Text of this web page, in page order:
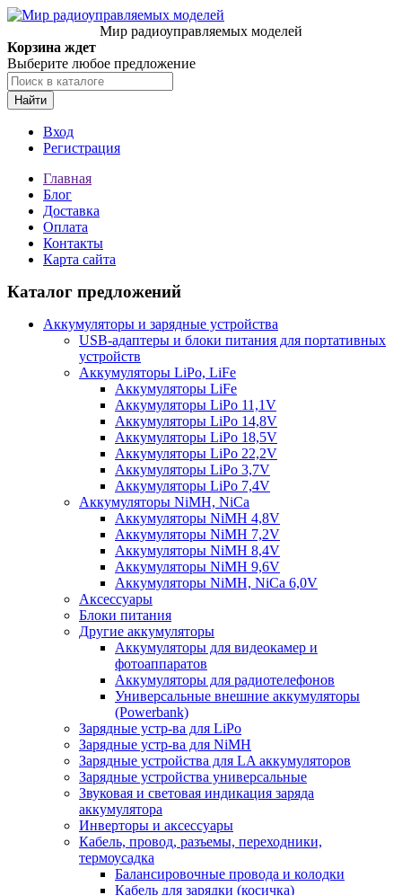
Мир радиоуправляемых моделей
Корзина ждет
Выберите любое предложение
Найти
Вход
Регистрация
Главная
Блог
Доставка
Оплата
Контакты
Карта сайта
Каталог предложений
Аккумуляторы и зарядные устройства
USB-адаптеры и блоки питания для портативных
устройств
Аккумуляторы LiPo, LiFe
Аккумуляторы LiFe
Аккумуляторы LiPo 11,1V
Аккумуляторы LiPo 14,8V
Аккумуляторы LiPo 18,5V
Аккумуляторы LiPo 22,2V
Аккумуляторы LiPo 3,7V
Аккумуляторы LiPo 7,4V
Аккумуляторы NiMH, NiCa
Аккумуляторы NiMH 4,8V
Аккумуляторы NiMH 7,2V
Аккумуляторы NiMH 8,4V
Аккумуляторы NiMH 9,6V
Аккумуляторы NiMH, NiCa 6,0V
Аксессуары
Блоки питания
Другие аккумуляторы
Аккумуляторы для видеокамер и
фотоаппаратов
Аккумуляторы для радиотелефонов
Универсальные внешние аккумуляторы
(Powerbank)
Зарядные устр-ва для LiPo
Зарядные устр-ва для NiMH
Зарядные устройства для LA аккумуляторов
Зарядные устройства универсальные
Звуковая и световая индикация заряда
аккумулятора
Инверторы и аксессуары
Кабель, провод, разъемы, переходники,
термоусадка
Балансировочные провода и колодки
Кабель для зарядки (косичка)